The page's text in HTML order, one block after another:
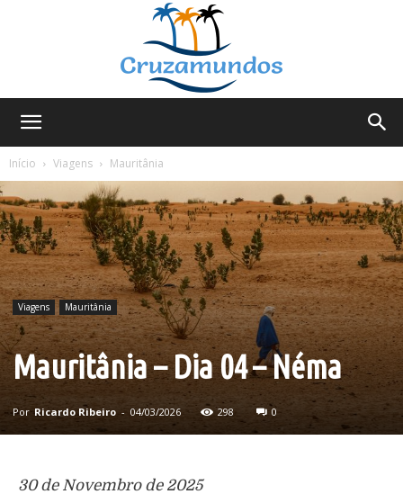
Início
Viagens Mauritânia
Viagens Mauritânia
Mauritânia – Dia 04 – Néma
Por Ricardo Ribeiro - 04/03/2026 298 0
30 de Novembro de 2025